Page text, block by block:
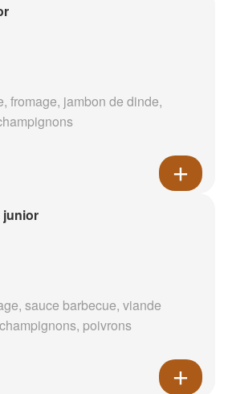
fromage, jambon de dinde,
junior
sauce barbecue, viande
poivrons